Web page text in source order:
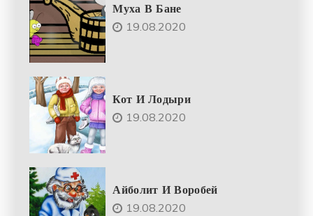
Муха В Бане
19.08.2020
Кот И Лодыри
19.08.2020
Айболит И Воробей
19.08.2020